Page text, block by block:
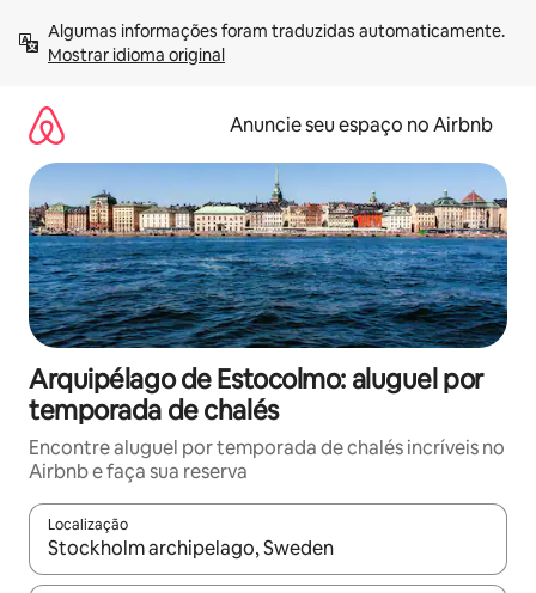
para
Mostrar idioma original
Anuncie seu espaço no Airbnb
Arquipélago de Estocolmo: aluguel por
temporada de chalés
Encontre aluguel por temporada de chalés incríveis no
Airbnb e faça sua reserva
Localização
Quando os resultados estiverem disponíveis, explore-os